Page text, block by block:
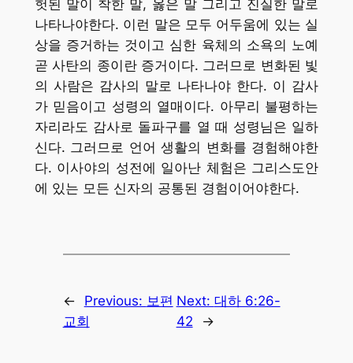
헛된 말이 착한 말, 옳은 말 그리고 진실한 말로
나타나야한다. 이런 말은 모두 어두움에 있는 실
상을 증거하는 것이고 심한 육체의 소욕의 노예
곧 사탄의 종이란 증거이다. 그러므로 변화된 빛
의 사람은 감사의 말로 나타나야 한다. 이 감사
가 믿음이고 성령의 열매이다. 아무리 불평하는
자리라도 감사로 돌파구를 열 때 성령님은 일하
신다. 그러므로 언어 생활의 변화를 경험해야한
다. 이사야의 성전에 일아난 체험은 그리스도안
에 있는 모든 신자의 공통된 경험이어야한다.
← Previous: 보편
교회
Next: 대하 6:26-
42
→